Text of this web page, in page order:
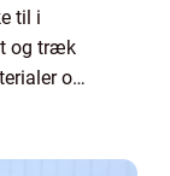
til i
og træk
og